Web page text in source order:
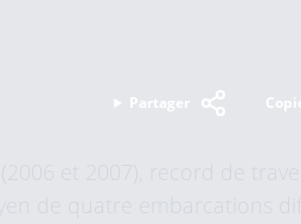
Partager